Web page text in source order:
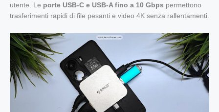
utente. Le porte USB-C e USB-A fino a 10 Gbps permettono
trasferimenti rapidi di file pesanti e video 4K senza rallentamenti.